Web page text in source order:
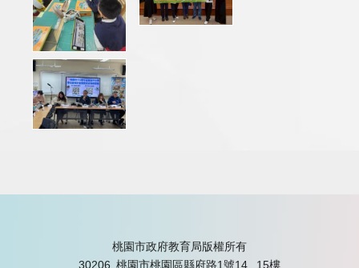
桃園市政府教育局版權所有
30206 桃園市桃園區縣府路1號14, 15樓